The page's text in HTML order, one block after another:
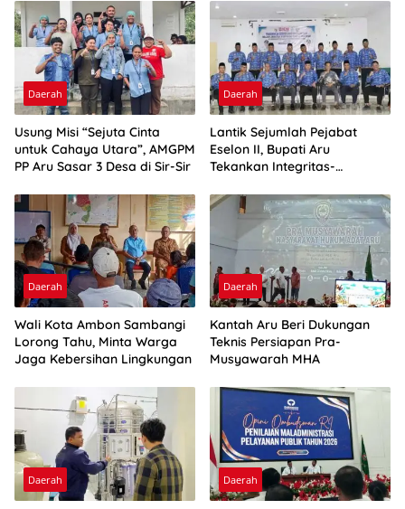
Daerah
Usung Misi “Sejuta Cinta
untuk Cahaya Utara”, AMGPM
PP Aru Sasar 3 Desa di Sir-Sir
Daerah
Lantik Sejumlah Pejabat
Eselon II, Bupati Aru
Tekankan Integritas-
Daerah
Wali Kota Ambon Sambangi
Lorong Tahu, Minta Warga
Jaga Kebersihan Lingkungan
Daerah
Kantah Aru Beri Dukungan
Teknis Persiapan Pra-
Musyawarah MHA
Daerah Daerah